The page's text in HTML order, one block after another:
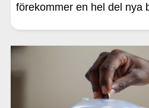
förekommer en hel del nya